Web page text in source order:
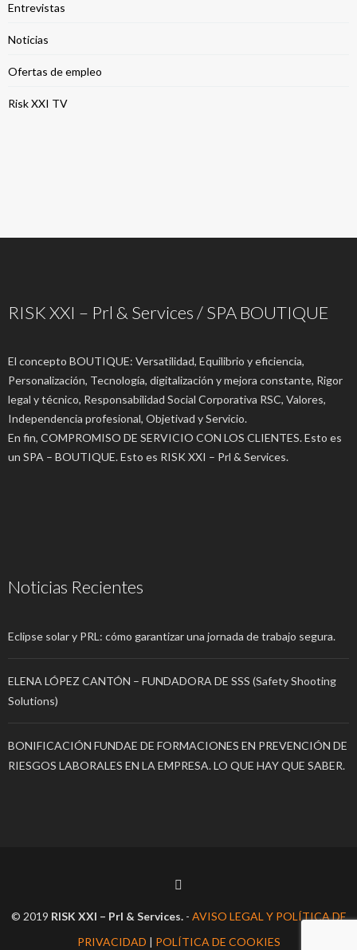
Entrevistas
Noticias
Ofertas de empleo
Risk XXI TV
RISK XXI – Prl & Services / SPA BOUTIQUE
El concepto BOUTIQUE: Versatilidad, Equilibrio y eficiencia,
Personalización, Tecnología, digitalización y mejora constante, Rigor
legal y técnico, Responsabilidad Social Corporativa RSC, Valores,
Independencia profesional, Objetivad y Servicio.
En fin, COMPROMISO DE SERVICIO CON LOS CLIENTES. Esto es
un SPA – BOUTIQUE. Esto es RISK XXI – Prl & Services.
Noticias Recientes
Eclipse solar y PRL: cómo garantizar una jornada de trabajo segura.
ELENA LÓPEZ CANTÓN – FUNDADORA DE SSS (Safety Shooting
Solutions)
BONIFICACIÓN FUNDAE DE FORMACIONES EN PREVENCIÓN DE
RIESGOS LABORALES EN LA EMPRESA. LO QUE HAY QUE SABER.
© 2019 RISK XXI – Prl & Services. - AVISO LEGAL Y POLÍTICA DE
PRIVACIDAD | POLÍTICA DE COOKIES